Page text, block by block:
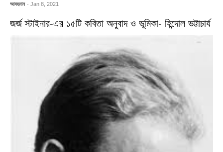
আবহমান - Jan 8, 2021
জর্জ স্টাইনার-এর ১৫টি কবিতা অনুবাদ ও ভূমিকা- হিন্দোল ভট্টাচার্য